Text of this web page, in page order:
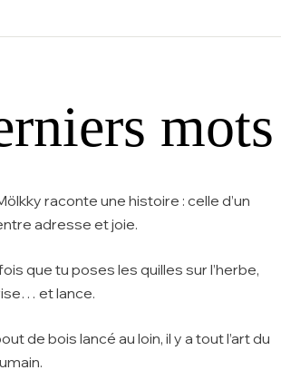
mots
raconte une histoire : celle d’un
adresse et joie.
que tu poses les quilles sur l’herbe,
et lance.
de bois lancé au loin, il y a tout l’art du